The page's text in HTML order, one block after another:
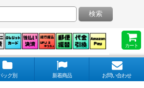
カート
検索
ック別 新着商品 お問い合わせ